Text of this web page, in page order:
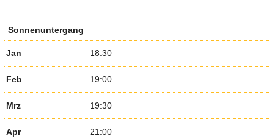
Sonnenuntergang
Jan 18:30
Feb 19:00
Mrz 19:30
Apr 21:00